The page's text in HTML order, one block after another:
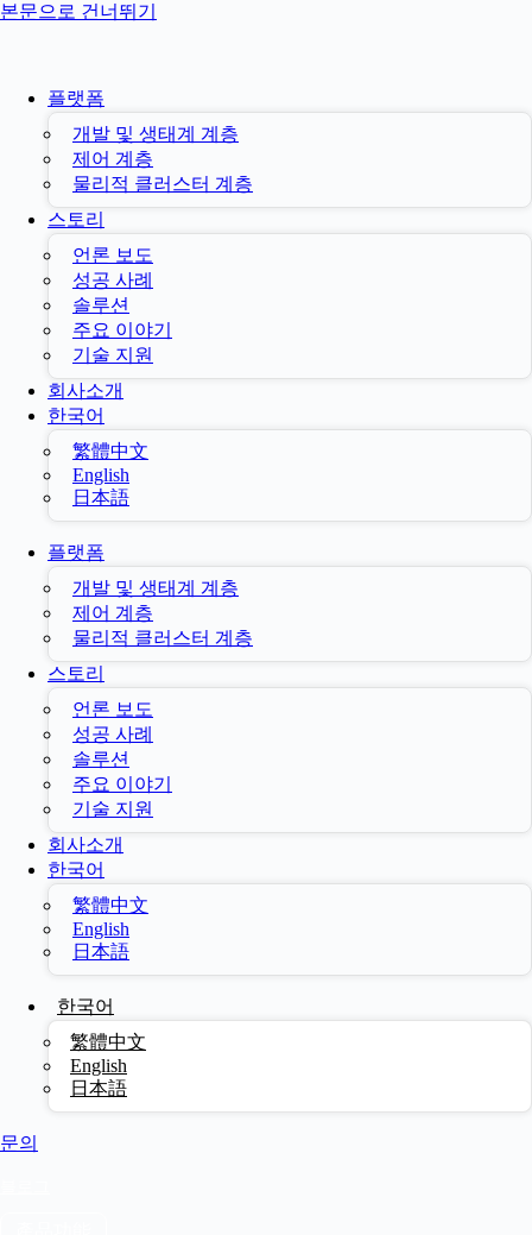
본문으로 건너뛰기
플랫폼
개발 및 생태계 계층
제어 계층
물리적 클러스터 계층
스토리
언론 보도
성공 사례
솔루션
주요 이야기
기술 지원
회사소개
한국어
繁體中文
English
日本語
플랫폼
개발 및 생태계 계층
제어 계층
물리적 클러스터 계층
스토리
언론 보도
성공 사례
솔루션
주요 이야기
기술 지원
회사소개
한국어
繁體中文
English
日本語
한국어
繁體中文
English
日本語
문의